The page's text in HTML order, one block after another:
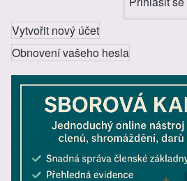
Vytvořit nový účet
Obnovení vašeho hesla